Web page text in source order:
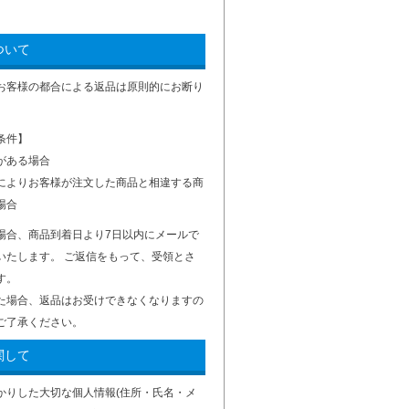
いて
客様の都合による返品は原則的にお断り
】
ある場合
よりお客様が注文した商品と相違する商
合
合、商品到着日より7日以内にメールで
たします。 ご返信をもって、受領とさ
場合、返品はお受けできなくなりますの
承ください。
して
りした大切な個人情報(住所・氏名・メ